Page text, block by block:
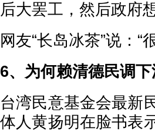
后大罢工，然后政府
网友“长岛冰茶”说：
6、为何赖清德民调
台湾民意基金会最新
体人黄扬明在脸书表